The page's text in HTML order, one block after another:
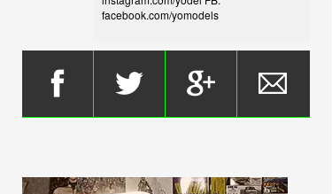
facebook.com/yomodels